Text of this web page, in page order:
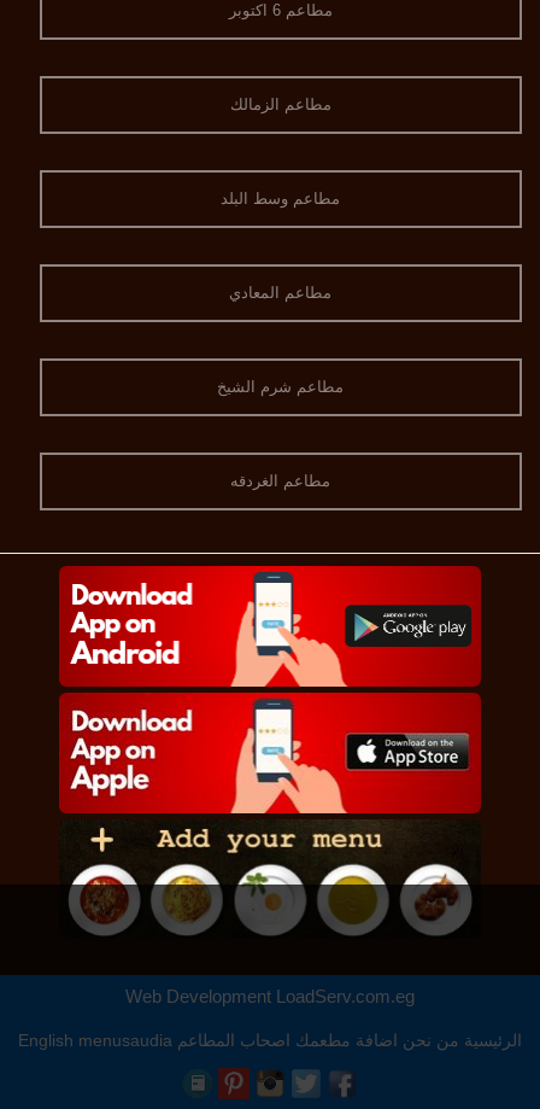
مطاعم 6 اكتوبر
مطاعم الزمالك
مطاعم وسط البلد
مطاعم المعادي
مطاعم شرم الشيخ
مطاعم الغردقه
Web Development LoadServ.com.eg
الرئيسية من نحن اضافة مطعمك اصحاب المطاعم menusaudia
English